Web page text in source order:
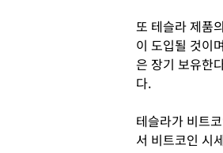
또 테슬라 제품
이 도입될 것이
은 장기 보유한
다.
테슬라가 비트
서 비트코인 시